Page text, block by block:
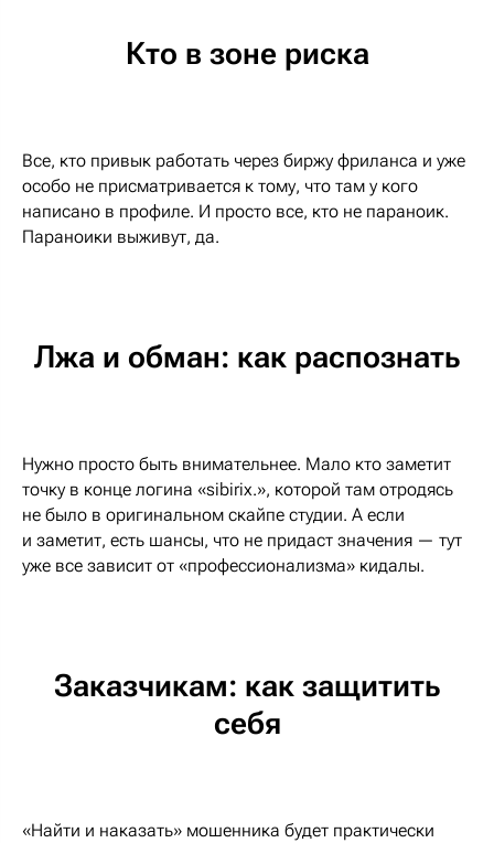
Кто в зоне риска
Все, кто привык работать через биржу фриланса и уже
особо не присматривается к тому, что там у кого
написано в профиле. И просто все, кто не параноик.
Параноики выживут, да.
Лжа и обман: как распознать
Нужно просто быть внимательнее. Мало кто заметит
точку в конце логина «sibirix.», которой там отродясь
не было в оригинальном скайпе студии. А если
и заметит, есть шансы, что не придаст значения — тут
уже все зависит от «профессионализма» кидалы.
Заказчикам: как защитить
себя
«Найти и наказать» мошенника будет практически